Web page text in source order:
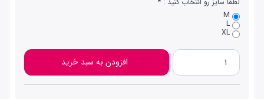
M
L
XL
افزودن به سبد خرید